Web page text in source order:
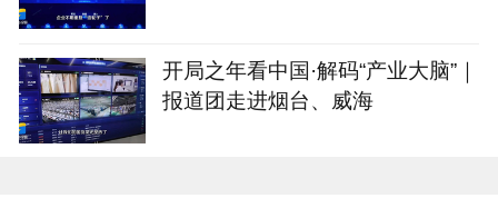
开局之年看中国·解码“产业大脑”｜
报道团走进烟台、威海